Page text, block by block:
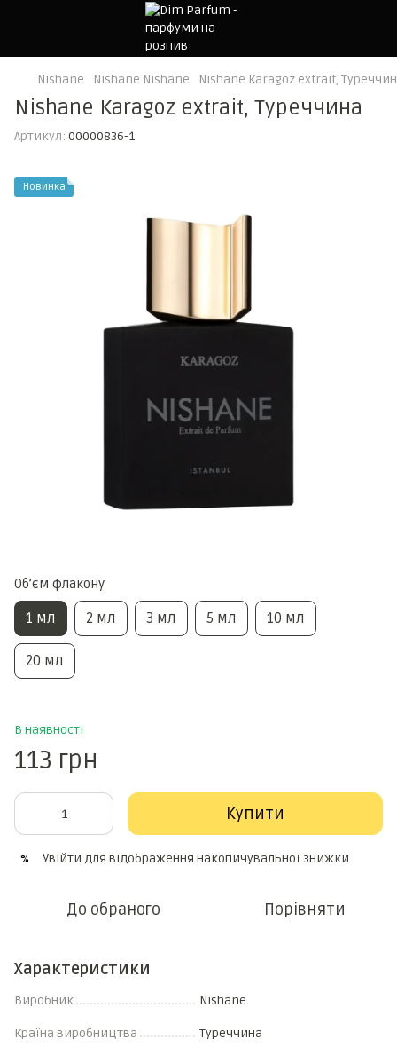
Nishane Nishane Nishane Nishane Karagoz extrait,
Nishane Karagoz extrait, Туреччина
Артикул: 00000836-1
Новинка
Обʼєм флакону
1 мл 2 мл 3 мл 5 мл 10 мл
20 мл
В наявності
113 грн
Купити
% Увійти для відображення накопичувальної знижки
До обраного Порівняти
Характеристики
Виробник Nishane
Країна виробництва Туреччина